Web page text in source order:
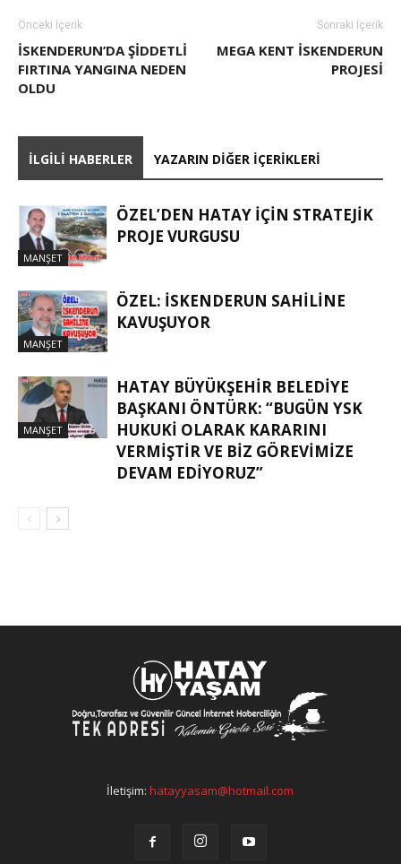
Önceki İçerik
İSKENDERUN’DA ŞIDDETLI
FIRTINA YANGINA NEDEN
OLDU
Sonraki İçerik
MEGA KENT İSKENDERUN
PROJESİ
İLGILI HABERLER YAZARIN DIĞER İÇERIKLERI
MANŞET
ÖZEL’DEN HATAY İÇIN STRATEJIK
PROJE VURGUSU
MANŞET
ÖZEL: İSKENDERUN SAHİLİNE
KAVUŞUYOR
MANŞET
HATAY BÜYÜKŞEHIR BELEDIYE
BAŞKANI ÖNTÜRK: “BUGÜN YSK
HUKUKI OLARAK KARARINI
VERMIŞTIR VE BIZ GÖREVIMIZE
DEVAM EDIYORUZ”
İletişim:hatayyasam@hotmail.com